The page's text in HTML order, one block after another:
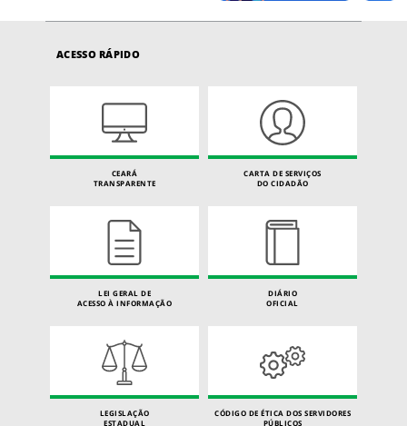
ACESSO RÁPIDO
CEARÁ
TRANSPARENTE
CARTA DE SERVIÇOS
DO CIDADÃO
LEI GERAL DE
ACESSO À INFORMAÇÃO
DIÁRIO
OFICIAL
LEGISLAÇÃO
ESTADUAL
CÓDIGO DE ÉTICA DOS SERVIDORES
PÚBLICOS